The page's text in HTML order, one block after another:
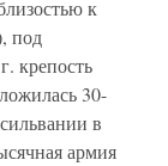
к
под
крепость
30-
в
армия